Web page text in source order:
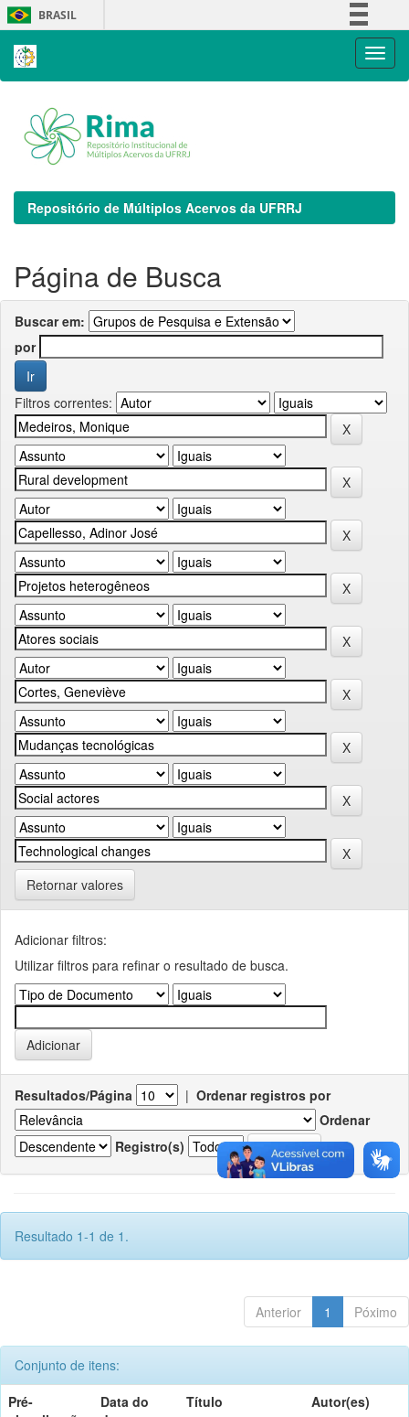
Skip
navigation
BRASIL
Repositório de Múltiplos Acervos da UFRRJ
Página de Busca
Buscar em:
por
Filtros correntes:
Retornar valores
Adicionar filtros:
Utilizar filtros para refinar o resultado de busca.
Resultados/Página | Ordenar registros por
Ordenar
Registro(s)
Resultado 1-1 de 1.
Anterior 1 Póximo
Conjunto de itens:
Pré-
Data do
Título Autor(es)